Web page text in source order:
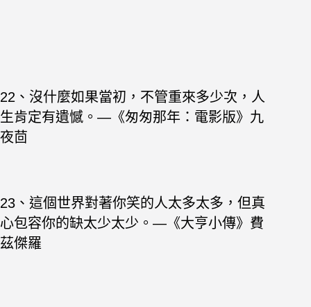
22、沒什麼如果當初，不管重來多少次，人
生肯定有遺憾。—《匆匆那年：電影版》九
夜茴
23、這個世界對著你笑的人太多太多，但真
心包容你的缺太少太少。—《大亨小傳》費
茲傑羅